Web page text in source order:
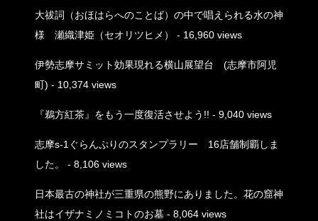
大祓詞（おほはらへのことば）の中で唱えられる水の神
様 瀬織津姫（セオリツヒメ）
- 16,960 views
伊勢志摩サミット効果現れる横山展望台 (志摩市阿児
町) - 10,374 views
『鵜方紅茶』をもう一度復活させよう!! - 9,040 views
志摩s-1ぐらんぷりのスタンプラリー 16店舗制覇しま
した。
- 8,106 views
日本最古の神社が三重県の熊野にありました。花の窟神
社はイザナミノミコトのお墓 - 8,064 views